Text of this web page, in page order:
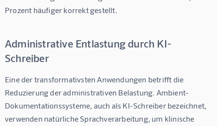
Prozent häufiger korrekt gestellt
Administrative Entlastung durch KI-
Schreiber
Eine der transformativsten Anwendungen betrifft die
Reduzierung der administrativen Belastung. Ambient-
Dokumentationssysteme, auch als KI-Schreiber bezeichnet,
verwenden natürliche Sprachverarbeitung, um klinische